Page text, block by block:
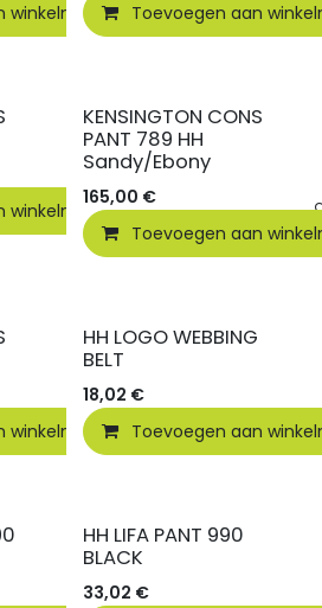
winkelmandje
Vergelijken
Toevoegen aan
winkelmandje
Vergelijken
KENSINGTON CONS
PANT 789 HH
Sandy/Ebony
165,00 €
Toevoegen aan
winkelmandje
Vergelijken
HH LOGO WEBBING
BELT
18,02 €
Toevoegen aan
HH LIFA PANT 990
BLACK
33,02 €